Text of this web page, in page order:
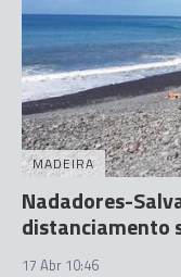
MADEIRA
Nadadores-
distanciamento
17 Abr 10:46